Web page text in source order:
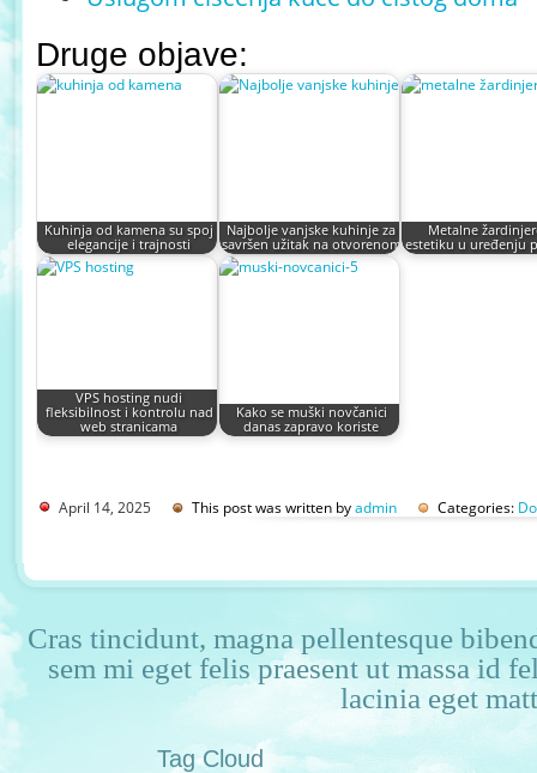
Druge objave:
Kuhinja od kamena su spoj
elegancije i trajnosti
Najbolje vanjske kuhinje za
savršen užitak na otvorenom
Metalne
estetiku u uređenju
VPS hosting nudi
fleksibilnost i kontrolu nad
web stranicama
Kako se muški novčanici
danas zapravo koriste
April 14, 2025 This post was written byadmin Categories:
Cras tincidunt, magna pellentesque
sem mi eget felis praesent ut massa id
lacinia eget
Tag Cloud